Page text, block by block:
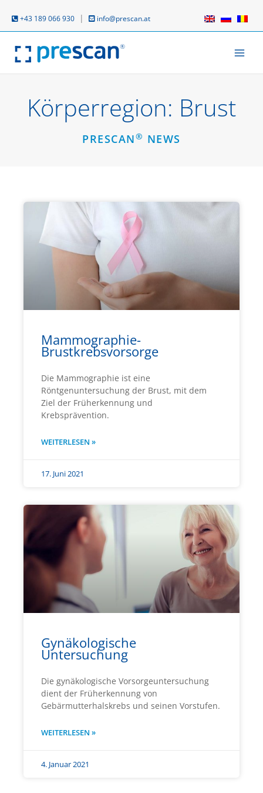
Inhalt
springen
+43 189 066 930 | info@prescan.at
Körperregion: Brust
PRESCAN® NEWS
Mammographie-
Brustkrebsvorsorge
Die Mammographie ist eine
Röntgenuntersuchung der Brust, mit dem
Ziel der Früherkennung und
Krebsprävention.
WEITERLESEN »
17. Juni 2021
Gynäkologische
Untersuchung
Die gynäkologische Vorsorgeuntersuchung
dient der Früherkennung von
Gebärmutterhalskrebs und seinen Vorstufen.
WEITERLESEN »
4. Januar 2021